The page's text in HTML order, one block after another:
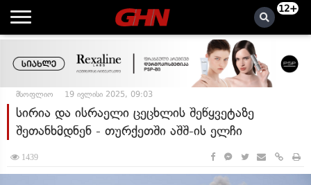
12+
მსოფლიო 19 ივლისი 2025, 09:03
სირია და ისრაელი ცეცხლის შეწყვეტაზე
შეთანხმდნენ - თურქეთში აშშ-ის ელჩი
1439